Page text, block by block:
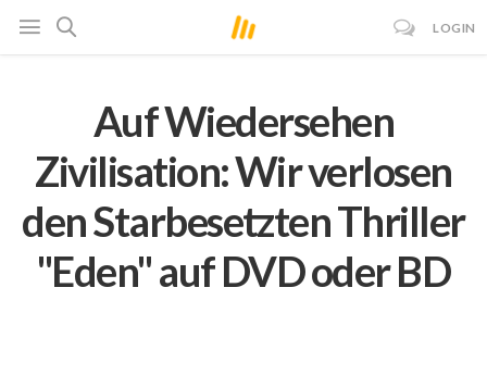
LOGIN
Auf Wiedersehen
Zivilisation: Wir verlosen
den Starbesetzten Thriller
"Eden" auf DVD oder BD